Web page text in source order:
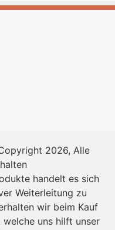
2026, Alle
handelt es sich
Weiterleitung zu
wir beim Kauf
uns hilft unser